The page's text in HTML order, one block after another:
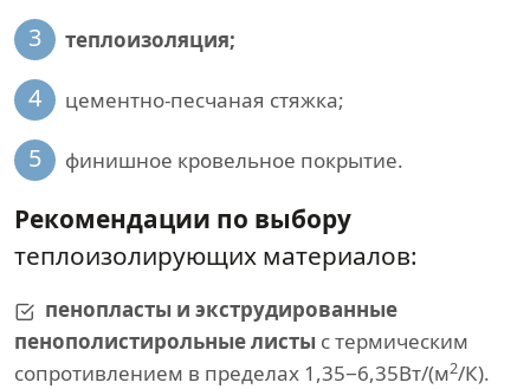
3 теплоизоляция;
4 цементно-песчаная стяжка;
5 финишное кровельное покрытие.
Рекомендации по выбору
теплоизолирующих материалов:
пенопласты и экструдированные
пенополистирольные листы с термическим
сопротивлением в пределах 1,35−6,35Вт/(м2/К).